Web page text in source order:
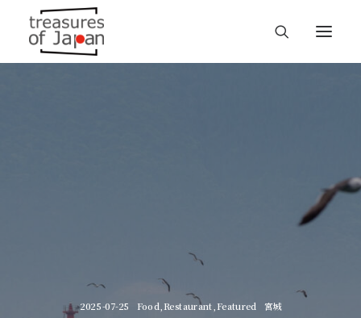
2025-07-25 Food Restaurant Featured 宮城